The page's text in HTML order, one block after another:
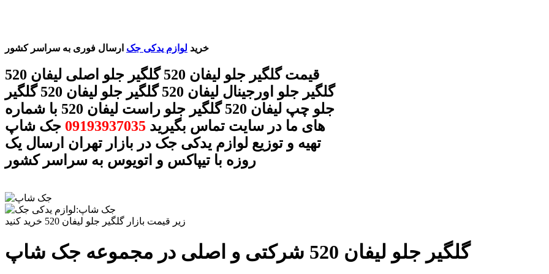
خرید لوازم یدکی جک ارسال فوری به سراسر کشور
قیمت گلگیر جلو لیفان 520 گلگیر جلو اصلی لیفان 520
گلگیر جلو اورجینال لیفان 520 گلگیر جلو لیفان 520 گلگیر
جلو چپ لیفان 520 گلگیر جلو راست لیفان 520 با شماره
های ما در سایت تماس بگیرید 09193937035 جک شاپ
تهیه و توزیع لوازم یدکی جک در بازار تهران ارسال یک
روزه با تیپاکس و اتویوس به سراسر کشور
زیر قیمت بازار گلگیر جلو لیفان 520 خرید کنید
گلگیر جلو لیفان 520 شرکتی و اصلی در مجموعه جک شاپ